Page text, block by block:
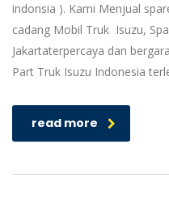
indonsia ). Kami Menjual
cadang Mobil Truk Isuzu,
Jakartaterpercaya dan
Part Truk Isuzu Indonesia
read more